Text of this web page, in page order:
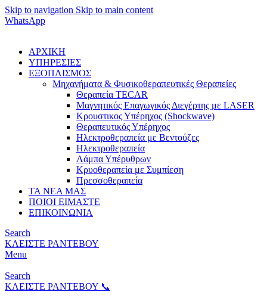
Skip to navigation Skip to main content
WhatsApp
ΑΡΧΙΚΗ
ΥΠΗΡΕΣΙΕΣ
ΕΞΟΠΛΙΣΜΟΣ
Μηχανήματα & Φυσικοθεραπευτικές Θεραπείες
Θεραπεία TECAR
Μαγνητικός Επαγωγικός Διεγέρτης με LASER
Κρουστικος Υπέρηχος (Shockwave)
Θεραπευτικός Υπέρηχος
Ηλεκτροθεραπεία με Βεντούζες
Ηλεκτροθεραπεία
Λάμπα Υπέρυθρων
Κρυοθεραπεία με Συμπίεση
Πρεσσοθεραπεία
ΤΑ ΝΕΑ ΜΑΣ
ΠΟΙΟΙ ΕΙΜΑΣΤΕ
ΕΠΙΚΟΙΝΩΝΙΑ
Search
ΚΛΕΙΣΤΕ ΡΑΝΤΕΒΟΥ
Menu
Search
ΚΛΕΙΣΤΕ ΡΑΝΤΕΒΟΥ 📞